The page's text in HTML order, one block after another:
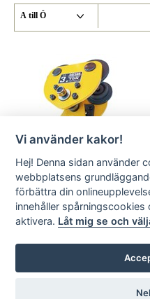
Blockvagn standard
Vi använder kakor!
Hej! Denna sidan använder
webbplatsens
förbättra din
innehåller
aktivera. Låt mig se och